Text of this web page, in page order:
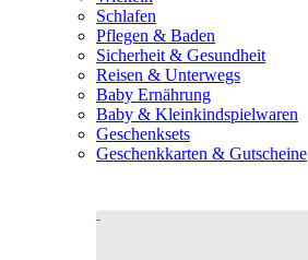
Schlafen
Pflegen & Baden
Sicherheit & Gesundheit
Reisen & Unterwegs
Baby Ernährung
Baby & Kleinkindspielwaren
Geschenksets
Geschenkkarten & Gutscheine